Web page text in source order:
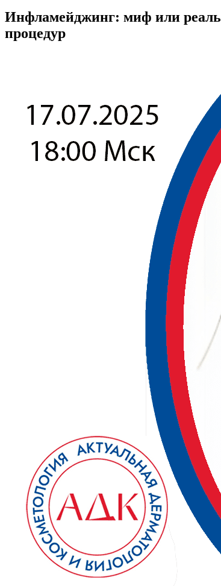
Инфламейджинг: миф или
процедур